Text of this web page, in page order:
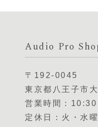
Audio Pro
〒192-0045
東京都八王子市
営業時間：
定休日：火・水曜